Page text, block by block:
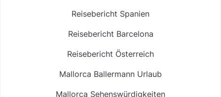
Reisebericht Spanien
Reisebericht Barcelona
Reisebericht Österreich
Mallorca Ballermann Urlaub
Mallorca Sehenswürdigkeiten